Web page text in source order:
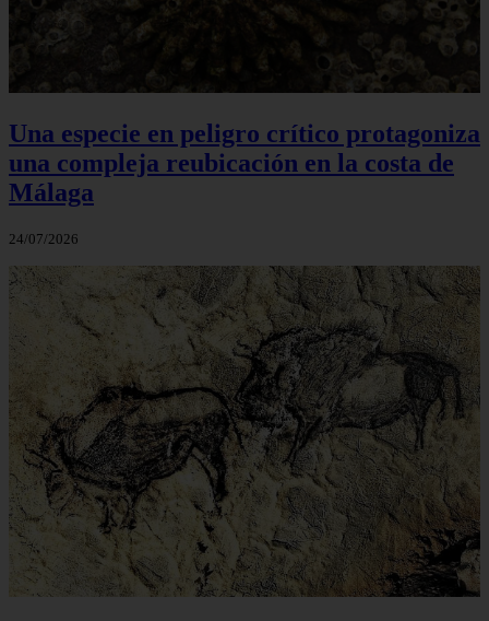
Una especie en peligro crítico protagoniza
una compleja reubicación en la costa de
Málaga
24/07/2026